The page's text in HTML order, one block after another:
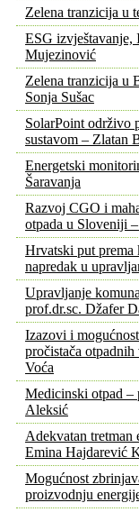
Zelena tranzicija u
ESG
Mujezinović
Zelena tranzicija u
Sonja Sušac
SolarPoint održivo
sustavom – Zlatan
Energetski
Šaravanja
Razvoj CGO i
otpada u Sloveniji
Hrvatski put prema
napredak u
Upravljanje
prof.dr.sc. Džafer
Izazovi i
pročistača
Voća
Medicinski otpad
Aleksić
Adekvatan
Emina Hajdarević
Mogućnost
proizvodnju